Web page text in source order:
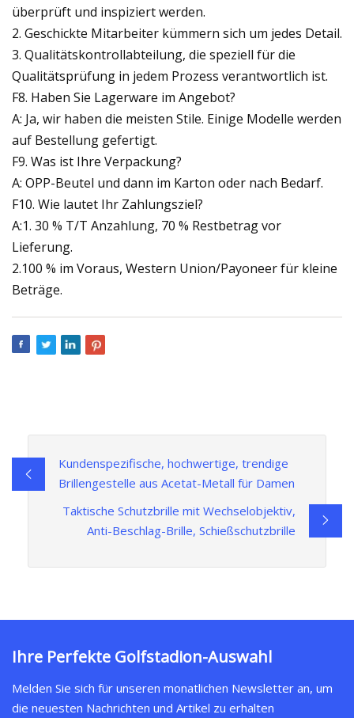
überprüft und inspiziert werden.
2. Geschickte Mitarbeiter kümmern sich um jedes Detail.
3. Qualitätskontrollabteilung, die speziell für die
Qualitätsprüfung in jedem Prozess verantwortlich ist.
F8. Haben Sie Lagerware im Angebot?
A: Ja, wir haben die meisten Stile. Einige Modelle werden
auf Bestellung gefertigt.
F9. Was ist Ihre Verpackung?
A: OPP-Beutel und dann im Karton oder nach Bedarf.
F10. Wie lautet Ihr Zahlungsziel?
A:1. 30 % T/T Anzahlung, 70 % Restbetrag vor
Lieferung.
2.100 % im Voraus, Western Union/Payoneer für kleine
Beträge.
Kundenspezifische, hochwertige, trendige
Brillengestelle aus Acetat-Metall für Damen
Taktische Schutzbrille mit Wechselobjektiv,
Anti-Beschlag-Brille, Schießschutzbrille
Ihre Perfekte Golfstadion-Auswahl
Melden Sie sich für unseren monatlichen Newsletter an, um
die neuesten Nachrichten und Artikel zu erhalten